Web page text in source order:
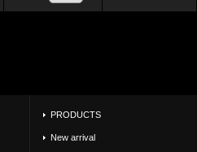
PRODUCTS
New arrival